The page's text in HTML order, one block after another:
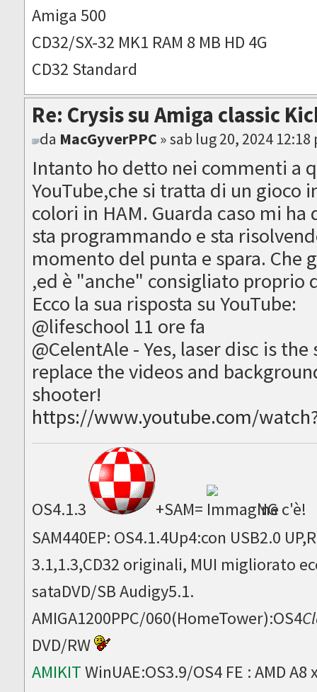
Amiga 500
CD32/SX-32 MK1 RAM 8 MB HD 4G
CD32 Standard
Re: Crysis su Amiga classic
da MacGyverPPC » sab lug 20, 2024 12:18
Intanto ho detto nei commenti a
YouTube,che si tratta di un gioco
colori in HAM. Guarda caso mi
sta programmando e sta
momento del punta e spara. Che
,ed è "anche" consigliato proprio
Ecco la sua risposta su YouTube:
@lifeschool 11 ore fa
@CelentAle - Yes, laser disc is
replace the videos and
shooter!
https://www.youtube.com/
OS4.1.3 +SAM=
NG c'è!
SAM440EP: OS4.1.4Up4:con USB2.0
3.1,1.3,CD32 originali, MUI migliorato
sataDVD/SB Audigy5.1.
AMIGA1200PPC/060(HomeTower):OS4
DVD/RW
AMIKITWinUAE:OS3.9/OS4 FE : AMD A8